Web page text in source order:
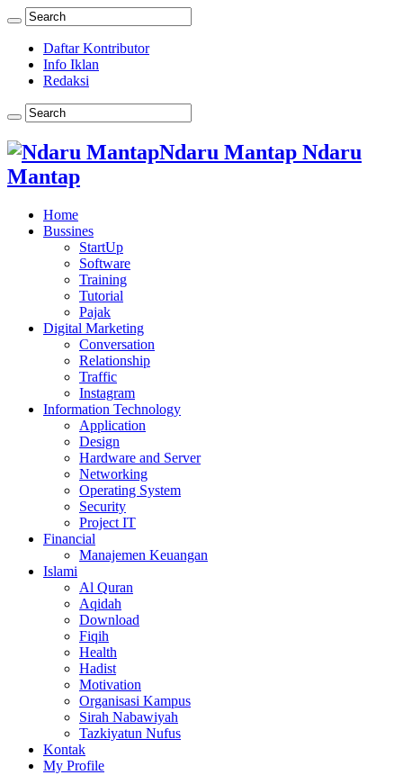
Daftar Kontributor
Info Iklan
Redaksi
Ndaru Mantap Ndaru
Mantap
Home
Bussines
StartUp
Software
Training
Tutorial
Pajak
Digital Marketing
Conversation
Relationship
Traffic
Instagram
Information Technology
Application
Design
Hardware and Server
Networking
Operating System
Security
Project IT
Financial
Manajemen Keuangan
Islami
Al Quran
Aqidah
Download
Fiqih
Health
Hadist
Motivation
Organisasi Kampus
Sirah Nabawiyah
Tazkiyatun Nufus
Kontak
My Profile